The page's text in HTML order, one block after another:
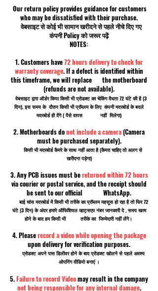
Our return policy provides guidance for customers
who may be dissatisfied with their purchase.
वेबसाइट से कोई भी सामान खरीदने से पहले नीचे दिए गए
कंपनी Policy को जरूर पढ़ें
NOTES:
1. Customers have72 hours delivery to check for
warranty coverage. If a defect is identified within
this timeframe, we will replace the motherboard
(refunds are not available).
वेबसाइट द्वारा ऑर्डर किया किसी भी प्रोडक्ट का चेकिंग वैधता 72 घंटे की है (3
दिन), इस समय के दौरान किसी भी प्रॉब्लम के लिए कंपनी मदरबोर्ड के बदले
मदरबोर्ड ही देंगे ( पैसे वापस नहीं मिलेगा)
2. Motherboards donot include a camera(Camera
must be purchased separately).
किसी भी मदरबोर्ड कैमरे के साथ नहीं आता है (कैमरा चाहिए तो अलग से
खरीदना पड़ेगा)
3. Any PCB issues must bereturned within 72 hours
via courier or postal service, and the receipt should
be sent to our official WhatsApp.
बाई चांस मदरबोर्ड में किसी भी तरीके का प्रॉब्लम महसूस हो रहा है तो फिर 72
घंटे (3 दिन) के अंदर हमारे ऑफिशियल व्हाट्सएप नंबर जानकारी दे , समय खत्म
होने के बाद हम किसी भी तरीके का जिम्मेदारी नहीं लेंगे।
4. Pleaserecord a video while opening the package
upon delivery for verification purposes.
प्रोडक्ट अपने पास डिलीवर होने के बाद प्रोडक्ट खोलने से पहले अवश्य
ओपनिंग वीडियो बनाएं ।
5.Failure to record Videomay result in the company
not being responsible for any internal damage.